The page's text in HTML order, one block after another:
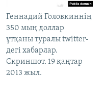
Геннадий Головкиннің
350 мың доллар
ұтқаны туралы twitter-
дегі хабарлар.
Cкриншот. 19 қаңтар
2013 жыл.